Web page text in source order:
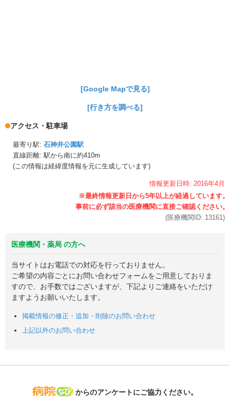
[Google Mapで見る]
[行き方を調べる]
アクセス・駐車場
最寄り駅: 石神井公園駅
直線距離: 駅から南に約410m
(この情報は経緯度情報を元に生成しています)
情報更新日時: 2016年4月
(医療機関ID: 13161)
医療機関・薬局 の方へ
当サイトはお電話での対応を行っておりません。
ご希望の内容ごとにお問い合わせフォームをご用意しておりま
すので、お手数ではございますが、下記よりご連絡をいただけ
ますようお願いいたします。
掲載情報の修正・追加・削除のお問い合わせ
上記以外のお問い合わせ
病院なび
からのアンケートにご協力ください。